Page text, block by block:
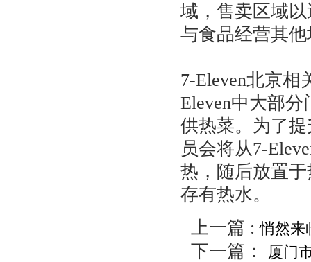
域，售卖区域
与食品经营其
7-Eleven北京相
Eleven中大部
供热菜。为了
员会将从7-
热，随后放置
存有热水。
上一篇 :悄然来
下一篇： 厦门